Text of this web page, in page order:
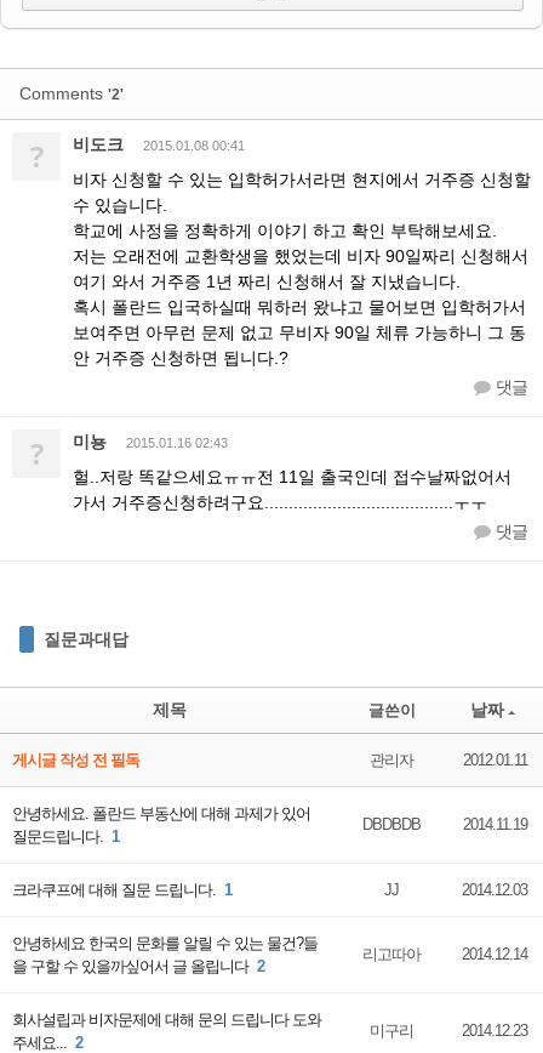
Comments '2'
? 비도크 2015.01.08 00:41
비자 신청할 수 있는 입학허가서라면 현지에서 거주증 신청할
수 있습니다.
학교에 사정을 정확하게 이야기 하고 확인 부탁해보세요.
저는 오래전에 교환학생을 했었는데 비자 90일짜리 신청해서
여기 와서 거주증 1년 짜리 신청해서 잘 지냈습니다.
혹시 폴란드 입국하실때 뭐하러 왔냐고 물어보면 입학허가서
보여주면 아무런 문제 없고 무비자 90일 체류 가능하니 그 동
안 거주증 신청하면 됩니다.?
댓글
? 미뇽 2015.01.16 02:43
헐..저랑 똑같으세요ㅠㅠ전 11일 출국인데 접수날짜없어서
가서 거주증신청하려구요.......................................ㅜㅜ
댓글
질문과대답
제목 글쓴이 날짜
게시글 작성 전 필독 관리자 2012.01.11
안녕하세요. 폴란드 부동산에 대해 과제가 있어
질문드립니다. 1
DBDBDB 2014.11.19
크라쿠프에 대해 질문 드립니다. 1 JJ 2014.12.03
안녕하세요 한국의 문화를 알릴 수 있는 물건?들
을 구할 수 있을까싶어서 글 올립니다 2
리고따아 2014.12.14
회사설립과 비자문제에 대해 문의 드립니다 도와
주세요... 2
미구리 2014.12.23